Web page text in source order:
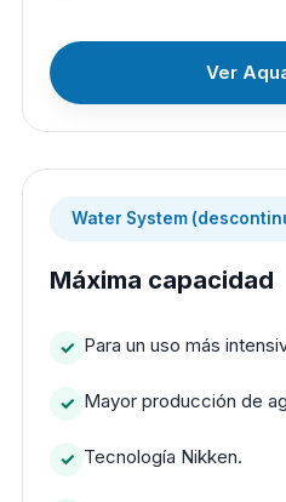
Ver
Water System
Máxima capacidad
Para un uso más
Mayor producción de
Tecnología Nikken.